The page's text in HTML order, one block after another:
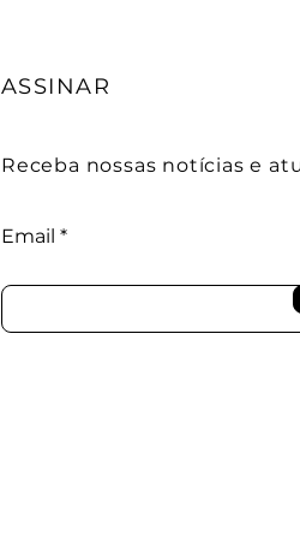
ASSINAR
Receba nossas notícias e
Email